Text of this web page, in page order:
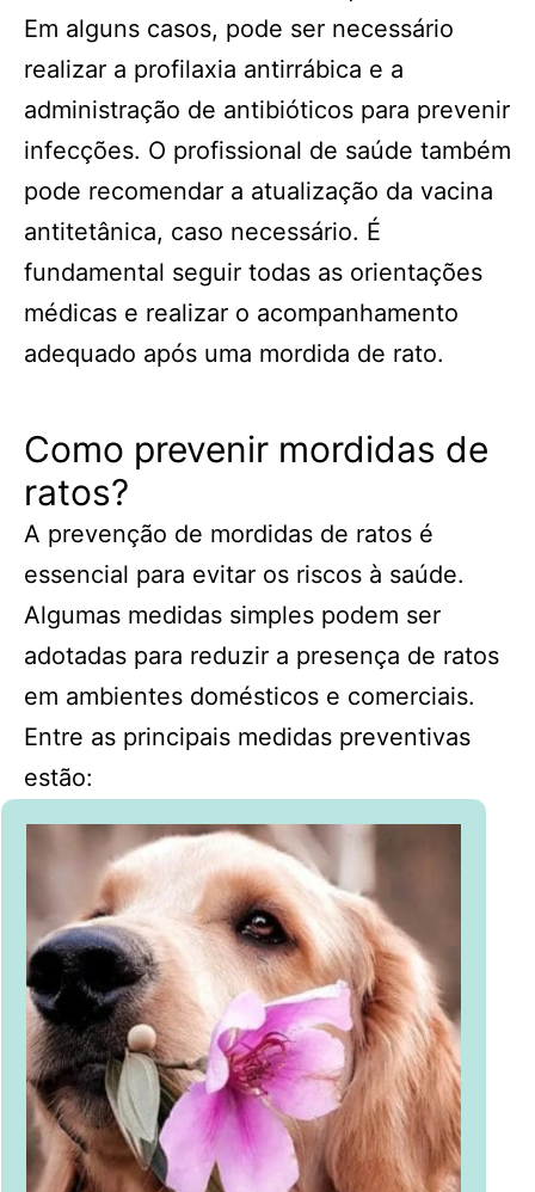
Em alguns casos, pode ser necessário
realizar a profilaxia antirrábica e a
administração de antibióticos para prevenir
infecções. O profissional de saúde também
pode recomendar a atualização da vacina
antitetânica, caso necessário. É
fundamental seguir todas as orientações
médicas e realizar o acompanhamento
adequado após uma mordida de rato.
Como prevenir mordidas de
ratos?
A prevenção de mordidas de ratos é
essencial para evitar os riscos à saúde.
Algumas medidas simples podem ser
adotadas para reduzir a presença de ratos
em ambientes domésticos e comerciais.
Entre as principais medidas preventivas
estão: